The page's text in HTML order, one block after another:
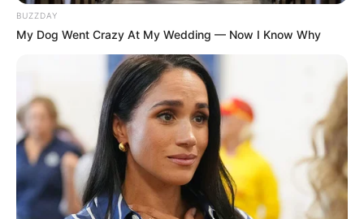
1 — 6 — 3 — 11 — 5 — 14 — 15 — 16
1 — 14 — 11 — 12 — 3 — 10 — 6 — 8
1 — 11 — 3 — 14 — 6 — 8 — 9 — 2
Europe1
1 — 3 — 13 — 10 — 11 — 6 — 8 — 7
BUZZDAY
My Dog Went Crazy At My Wedding — Now I Know Why